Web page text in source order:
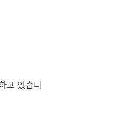
고 있습니